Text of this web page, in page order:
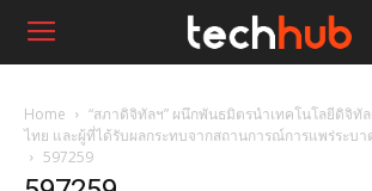
Home
“สภาดิจิทัลฯ” ผนึกพันธมิตรนำเทคโนโลยีดิจิทั
ไทย และผู้ที่ได้รับผลกระทบจากสถานการณ์การแพร่ระบา
597259